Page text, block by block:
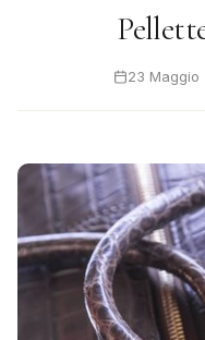
23 Maggio